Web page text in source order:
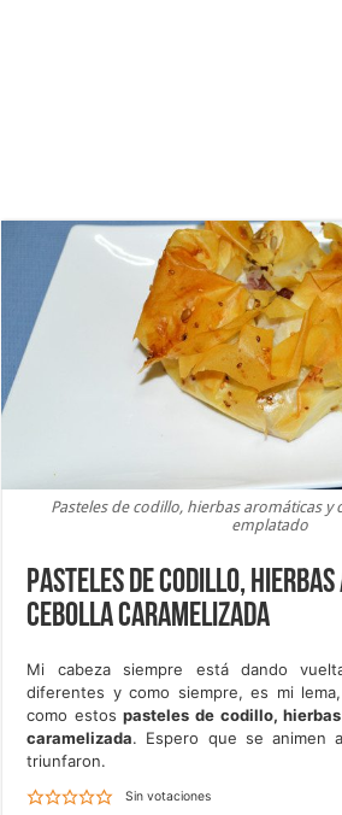
Pasteles de codillo, hierbas aromáticas y
emplatado
Pasteles de codillo,
cebolla caramelizada
Mi cabeza siempre está dando
diferentes y como siempre, es mi
como estospasteles de codillo,
caramelizada. Espero que se animen
triunfaron.
Sin votaciones